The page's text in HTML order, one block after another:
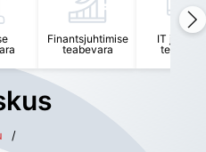
Finantsjuhtimise
teabevara
IT